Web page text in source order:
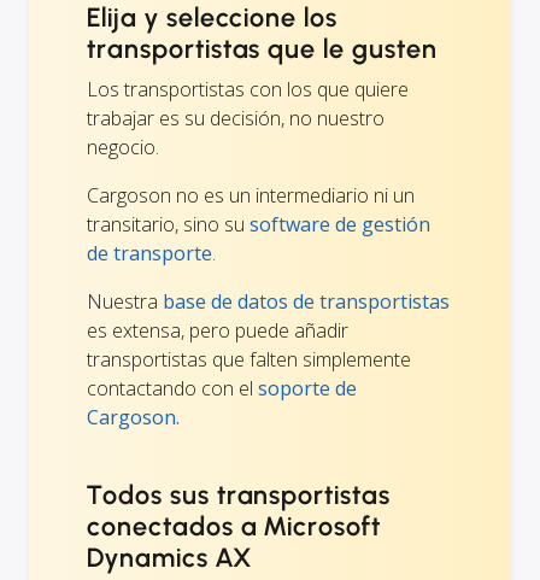
Elija y seleccione los
transportistas que le gusten
Los transportistas con los que quiere
trabajar es su decisión, no nuestro
negocio.
Cargoson no es un intermediario ni un
transitario, sino su software de gestión
de transporte.
Nuestra base de datos de transportistas
es extensa, pero puede añadir
transportistas que falten simplemente
contactando con el soporte de
Cargoson.
Todos sus transportistas
conectados a Microsoft
Dynamics AX